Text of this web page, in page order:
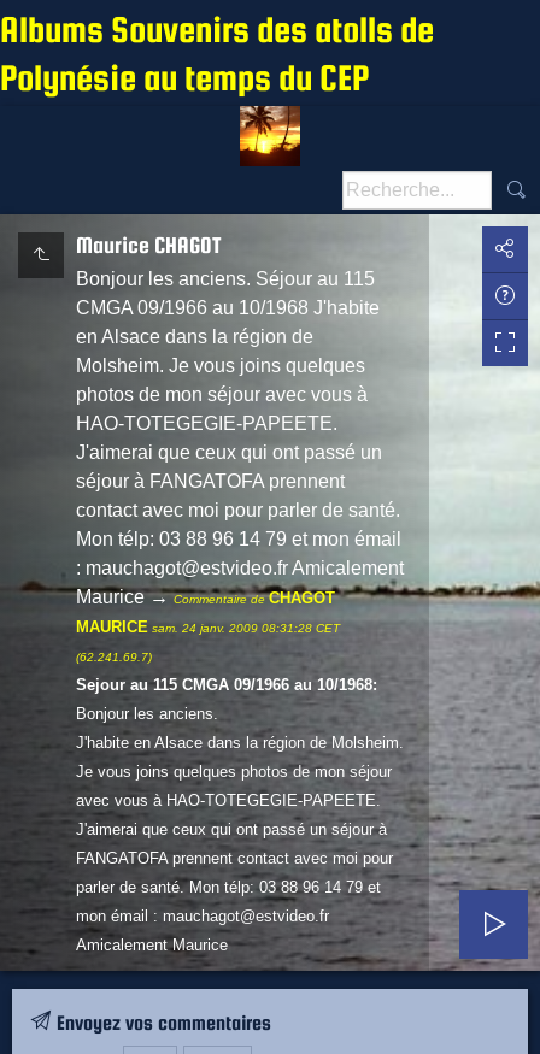
Albums Souvenirs des atolls de
Polynésie au temps du CEP
Maurice CHAGOT
Bonjour les anciens. Séjour au 115
CMGA 09/1966 au 10/1968 J'habite
en Alsace dans la région de
Molsheim. Je vous joins quelques
photos de mon séjour avec vous à
HAO-TOTEGEGIE-PAPEETE.
J'aimerai que ceux qui ont passé un
séjour à FANGATOFA prennent
contact avec moi pour parler de santé.
Mon télp: 03 88 96 14 79 et mon émail
: mauchagot@estvideo.fr Amicalement
Maurice→Commentaire deCHAGOT
MAURICE sam. 24 janv. 2009 08:31:28 CET
(62.241.69.7)
Sejour au 115 CMGA 09/1966 au 10/1968:
Bonjour les anciens.
J'habite en Alsace dans la région de Molsheim.
Je vous joins quelques photos de mon séjour
avec vous à HAO-TOTEGEGIE-PAPEETE.
J'aimerai que ceux qui ont passé un séjour à
FANGATOFA prennent contact avec moi pour
parler de santé. Mon télp: 03 88 96 14 79 et
mon émail : mauchagot@estvideo.fr
Amicalement Maurice
Envoyez vos commentaires